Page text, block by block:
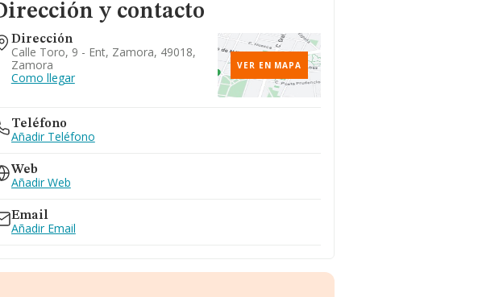
y contacto
Dirección
Calle Toro, 9 - Ent, Zamora, 49018,
Zamora
Como llegar
VER EN MAPA
Teléfono
Añadir Teléfono
Web
Añadir Web
Email
Añadir Email